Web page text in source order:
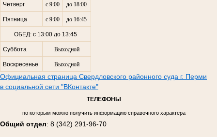
Четверг с 9:00 до 18:00
Пятница с 9:00 до 16:45
ОБЕД: с 13:00 до 13:45
Суббота Выходной
Воскресенье Выходной
Официальная страница Свердловского районного суда г. Перми
в социальной сети "ВКонтакте"
ТЕЛЕФОНЫ
по которым можно получить информацию справочного характера
Общий отдел: 8 (342) 291-96-70